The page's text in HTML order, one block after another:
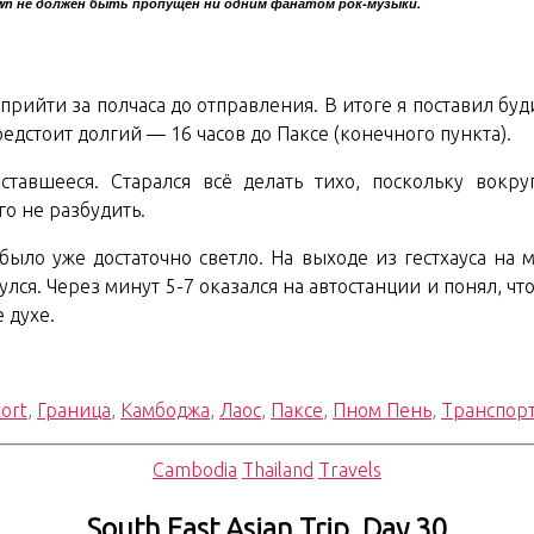
за полчаса до отправления. В итоге я поставил
долгий — 16 часов до Паксе (конечного пункта).
Старался всё делать тихо, поскольку
не разбудить.
уже достаточно светло. На выходе из гестхауса на
Через минут 5-7 оказался на автостанции и понял,
духе.
, Граница, Камбоджа, Лаос, Паксе, Пном Пень,
Рубрики
Cambodia Thailand Travels